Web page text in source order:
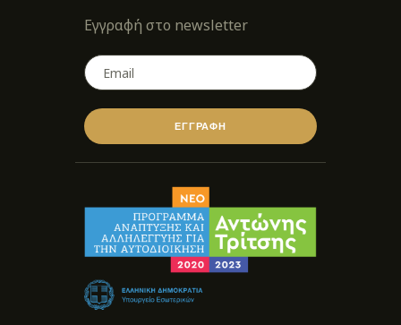
Εγγραφή στο newsletter
ΕΓΓΡΑΦΗ